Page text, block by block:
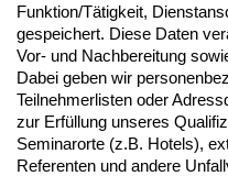
Funktion/Tätigkeit,
gespeichert. Diese Daten
Vor- und Nachbereitung
Dabei geben wir
Teilnehmerlisten oder
zur Erfüllung unseres
Seminarorte (z.B. Hotels),
Referenten und andere